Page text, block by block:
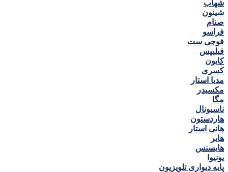
شهاب
شینون
صنام
فراسو
فوجی ست
فیلیپس
کایون
کسری
مدیا استار
مکسیدر
مگا
ناسیونال
هاردستون
هانی استار
هایر
هایسنس
یونیوا
پایه دیواری تلویزیون